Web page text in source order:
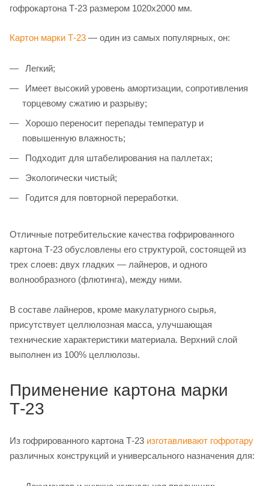
гофрокартона Т-23 размером 1020х2000 мм.
Картон марки Т-23 — один из самых популярных, он:
Легкий;
Имеет высокий уровень амортизации, сопротивления
торцевому сжатию и разрыву;
Хорошо переносит перепады температур и
повышенную влажность;
Подходит для штабелирования на паллетах;
Экологически чистый;
Годится для повторной переработки.
Отличные потребительские качества гофрированного
картона Т-23 обусловлены его структурой, состоящей из
трех слоев: двух гладких — лайнеров, и одного
волнообразного (флютинга), между ними.
В составе лайнеров, кроме макулатурного сырья,
присутствует целлюлозная масса, улучшающая
технические характеристики материала. Верхний слой
выполнен из 100% целлюлозы.
Применение картона марки
Т-23
Из гофрированного картона Т-23 изготавливают гофротару
различных конструкций и универсального назначения для: